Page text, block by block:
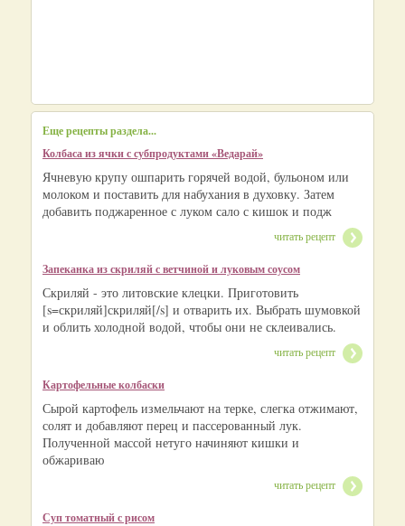
Еще рецепты раздела...
Колбаса из ячки с субпродуктами «Ведарай»
Ячневую крупу ошпарить горячей водой, бульоном или
молоком и поставить для набухания в духовку. Затем
добавить поджаренное с луком сало с кишок и подж
читать рецепт
Запеканка из скриляй с ветчиной и луковым соусом
Скриляй - это литовские клецки. Приготовить
[s=скриляй]скриляй[/s] и отварить их. Выбрать шумовкой
и облить холодной водой, чтобы они не склеивались.
читать рецепт
Картофельные колбаски
Сырой картофель измельчают на терке, слегка отжимают,
солят и добавляют перец и пассерованный лук.
Полученной массой нетуго начиняют кишки и
обжариваю
читать рецепт
Суп томатный с рисом